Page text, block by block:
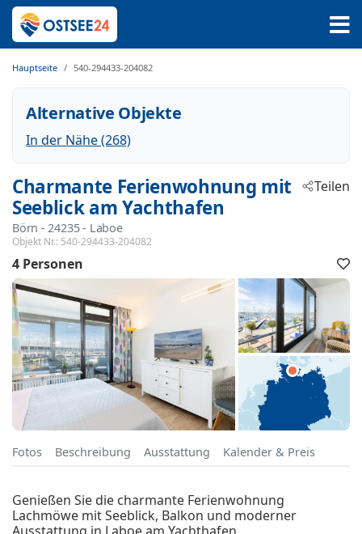
Hauptseite 540-294433-204082
Alternative Objekte
In der Nähe (268)
Charmante Ferienwohnung mit
Seeblick am Yachthafen
Börn - 24235 - Laboe
Objekt Nr.: 540-294433-204082
Teilen
4 Personen
Fotos Beschreibung Ausstattung Kalender & Preis
Genießen Sie die charmante Ferienwohnung
Lachmöwe mit Seeblick, Balkon und moderner